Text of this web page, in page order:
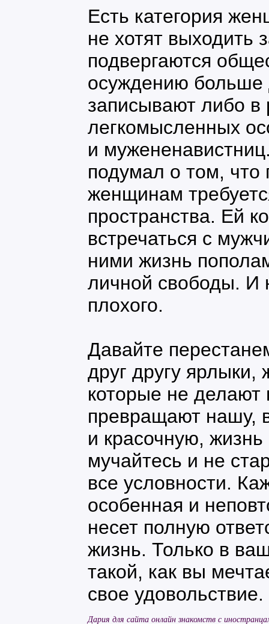
Есть категория
не хотят выходить
подвергаются
осуждению больше
записывают либо в
легкомысленных
и
подумал о том, что
женщинам
пространства. Ей
встречаться с
ними жизнь
личной свободы. И
плохого.
Давайте
друг другу ярлыки,
которые не делают
превращают нашу,
и красочную,
мучайтесь и не
все условности.
особенная и
несет полную
жизнь. Только в
такой, как вы
свое удовольствие.
Дария для сайта онлайн знакомств с